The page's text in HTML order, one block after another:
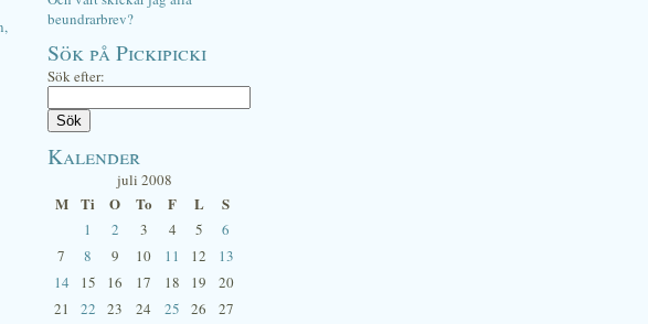
beundrarbrev?
Sök på Pickipicki
Sök efter:
Kalender
juli 2008
M Ti O To F L S
1 2 3 4 5
6
7
8 9 10 11 12
13
14
15 16 17 18 19
20
21
22 23 24 25 26
27